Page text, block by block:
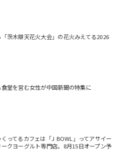
茨木辯天花火大会」の花火みえてる2026
堂を営む女性が中国新聞の特集に
ってるカフェは「J BOWL」ってアサイー
クヨーグルト専門店。8月15日オープン予